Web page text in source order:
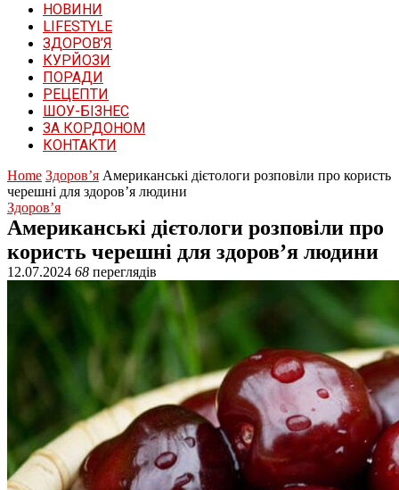
НОВИНИ
LIFESTYLE
ЗДОРОВ’Я
КУРЙОЗИ
ПОРАДИ
РЕЦЕПТИ
ШОУ-БІЗНЕС
ЗА КОРДОНОМ
КОНТАКТИ
Home Здоров’я Американські дієтологи розповіли про користь
черешні для здоров’я людини
Здоров’я
Американські дієтологи розповіли про
користь черешні для здоров’я людини
12.07.2024 68 переглядів